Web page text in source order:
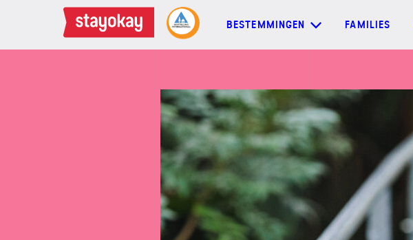
BESTEMMINGEN FAMILIES
BESTEMMINGEN